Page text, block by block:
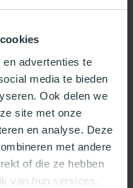
advertenties te
media te bieden
Ook delen we
site met onze
en analyse. Deze
met andere
of die ze hebben
van hun services.